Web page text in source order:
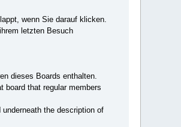
wenn Sie darauf klicken.
letzten Besuch
dieses Boards enthalten.
board that regular members
the description of